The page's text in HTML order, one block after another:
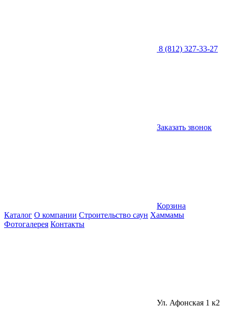
8 (812) 327-33-27
Заказать звонок
Корзина
Каталог О компании Строительство саун Хаммамы
Фотогалерея Контакты
Ул. Афонская 1 к2